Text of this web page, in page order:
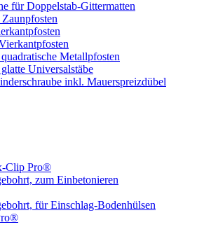
für Doppelstab-Gittermatten
Metallpfosten
Universalstäbe
inkl. Mauerspreizdübel
Clip Pro®
zum Einbetonieren
für Einschlag-Bodenhülsen